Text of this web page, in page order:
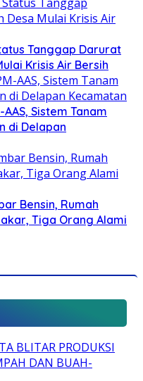
Tanggap Darurat
Krisis Air Bersih
Sistem Tanam
di Delapan
Bensin, Rumah
Tiga Orang Alami